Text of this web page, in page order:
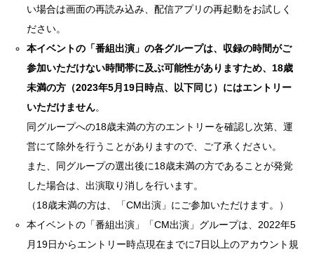
い場合は画面の再読み込み、配信アプリの再起動をお試しく
ださい。
本イベントの「番組出演」の各グループは、収録の時間がご
参加いただけない時間帯に及ぶ可能性がありますため、18歳
未満の方（2023年5月19日時点、以下同じ）にはエントリー
いただけません。
同グループへの18歳未満の方のエントリーを確認し次第、運
営にて除外を行うことがありますので、ご了承ください。
また、同グループの選出後に18歳未満の方であることが発覚
した場合は、出演取り消しを行います。
（18歳未満の方は、「CM出演」にご参加いただけます。）
本イベントの「番組出演」「CM出演」グループは、2022年5
月19日からエントリー時点現在までに7日以上のアカウント規